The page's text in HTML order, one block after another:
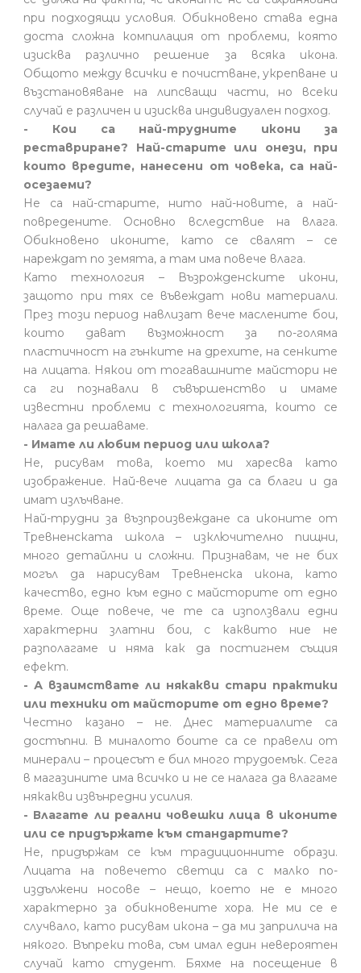
при подходящи условия. Обикновено става една
доста сложна компилация от проблеми, която
изисква различно решение за всяка икона.
Общото между всички е почистване, укрепване и
възстановяване на липсващи части, но всеки
случай е различен и изисква индивидуален подход.
- Кои са най-трудните икони за
реставриране? Най-старите или онези, при
които вредите, нанесени от човека, са най-
осезаеми?
Не са най-старите, нито най-новите, а най-
повредените. Основно вследствие на влага.
Обикновено иконите, като се свалят – се
нареждат по земята, а там има повече влага.
Като технология – Възрожденските икони,
защото при тях се въвеждат нови материали.
През този период навлизат вече маслените бои,
които дават възможност за по-голяма
пластичност на гънките на дрехите, на сенките
на лицата. Някои от тогавашните майстори не
са ги познавали в съвършенство и имаме
известни проблеми с технологията, които се
налага да решаваме.
- Имате ли любим период или школа?
Не, рисувам това, което ми харесва като
изображение. Най-вече лицата да са благи и да
имат излъчване.
Най-трудни за възпроизвеждане са иконите от
Тревненската школа – изключително пищни,
много детайлни и сложни. Признавам, че не бих
могъл да нарисувам Тревненска икона, като
качество, едно към едно с майсторите от едно
време. Още повече, че те са използвали едни
характерни златни бои, с каквито ние не
разполагаме и няма как да постигнем същия
ефект.
- А взаимствате ли някакви стари практики
или техники от майсторите от едно време?
Честно казано – не. Днес материалите са
достъпни. В миналото боите са се правели от
минерали – процесът е бил много трудоемък. Сега
в магазините има всичко и не се налага да влагаме
някакви извънредни усилия.
- Влагате ли реални човешки лица в иконите
или се придържате към стандартите?
Не, придържам се към традиционните образи.
Лицата на повечето светци са с малко по-
издължени носове – нещо, което не е много
характерно за обикновените хора. Не ми се е
случвало, като рисувам икона – да ми заприлича на
някого. Въпреки това, съм имал един невероятен
случай като студент. Бяхме на посещение в